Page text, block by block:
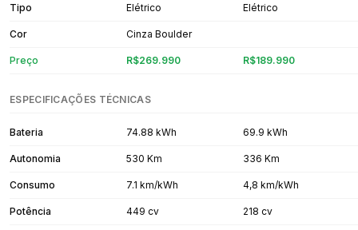
Tipo Elétrico Elétrico
Cor Cinza Boulder
Preço R$269.990 R$189.990
ESPECIFICAÇÕES TÉCNICAS
Bateria 74.88 kWh 69.9 kWh
Autonomia 530 Km 336 Km
Consumo 7.1 km/kWh 4,8 km/kWh
Potência 449 cv 218 cv